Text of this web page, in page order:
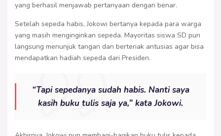
yang berhasil menjawab pertanyaan dengan benar.
Setelah sepeda habis, Jokowi bertanya kepada para warga
yang masih menginginkan sepeda. Mayoritas siswa SD pun
langsung menunjuk tangan dan berteriak antusias agar bisa
mendapatkan hadiah sepeda dari Presiden.
“Tapi sepedanya sudah habis. Nanti saya
kasih buku tulis saja ya,” kata Jokowi.